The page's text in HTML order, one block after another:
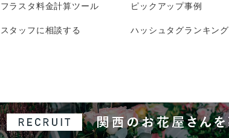
フラスタ料金計算ツール
スタッフに相談する
ピックアップ事例
ハッシュタグランキング